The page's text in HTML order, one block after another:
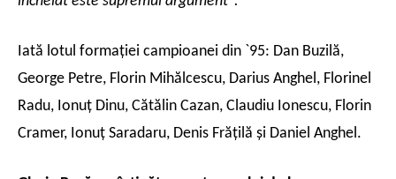
Iată lotul formaţiei campioanei din `95: Dan Buzilă,
George Petre, Florin Mihălcescu, Darius Anghel, Florinel
Radu, Ionuţ Dinu, Cătălin Cazan, Claudiu Ionescu, Florin
Cramer, Ionuţ Saradaru, Denis Frăţilă şi Daniel Anghel.